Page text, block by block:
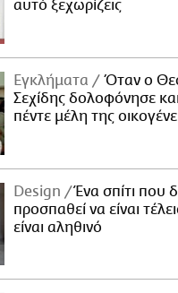
αυτό ξεχωρίζεις
Εγκλήματα
Όταν ο
Σεχίδης δολοφόνησε
πέντε μέλη της
Design
Ένα σπίτι που
προσπαθεί να είναι
είναι αληθινό